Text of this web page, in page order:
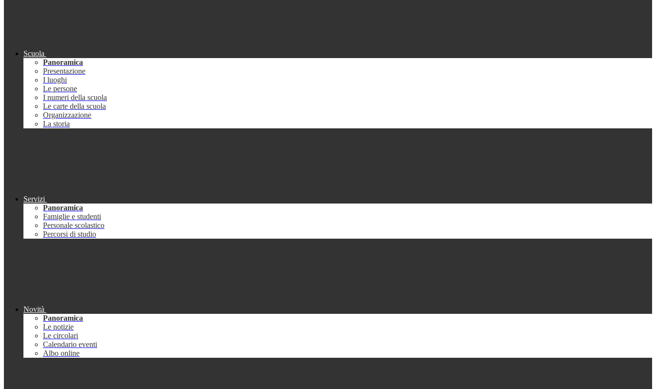
Scuola
Panoramica
Presentazione
I luoghi
Le persone
I numeri della scuola
Le carte della scuola
Organizzazione
La storia
Servizi
Panoramica
Famiglie e studenti
Personale scolastico
Percorsi di studio
Novità
Panoramica
Le notizie
Le circolari
Calendario eventi
Albo online